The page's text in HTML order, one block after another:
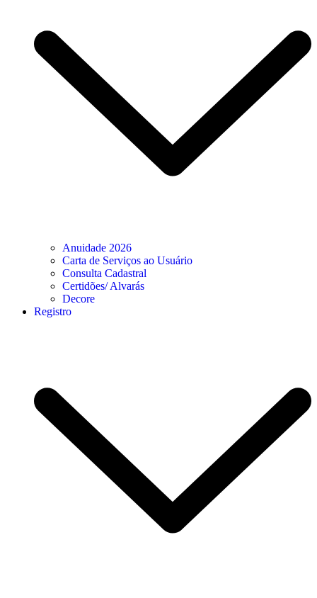
Anuidade 2026
Carta de Serviços ao Usuário
Consulta Cadastral
Certidões/ Alvarás
Decore
Registro